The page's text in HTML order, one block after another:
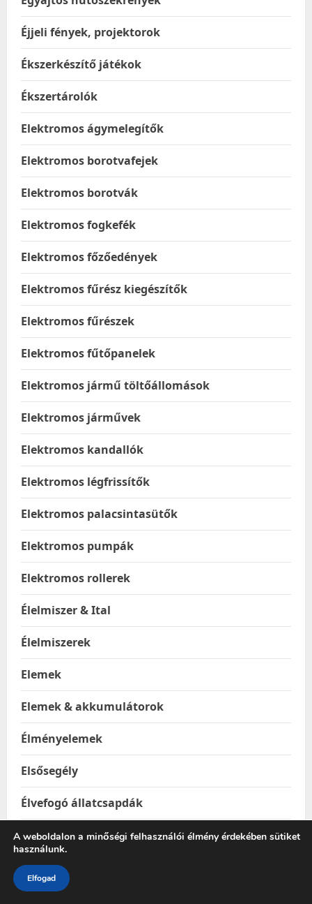
Éjjeli fények, projektorok
Ékszerkészítő játékok
Ékszertárolók
Elektromos ágymelegítők
Elektromos borotvafejek
Elektromos borotvák
Elektromos fogkefék
Elektromos főzőedények
Elektromos fűrész kiegészítők
Elektromos fűrészek
Elektromos fűtőpanelek
Elektromos jármű töltőállomások
Elektromos járművek
Elektromos kandallók
Elektromos légfrissítők
Elektromos palacsintasütők
Elektromos pumpák
Elektromos rollerek
Élelmiszer & Ital
Élelmiszerek
Elemek
Elemek & akkumulátorok
Élményelemek
Elsősegély
Élvefogó állatcsapdák
Emelők
Epilátorok
A weboldalon a minőségi felhasználói élmény érdekében sütiket
használunk.
Elfogad